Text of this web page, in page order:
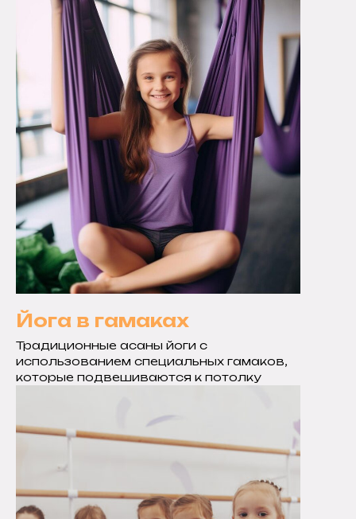
Йога в гамаках
Традиционные асаны йоги с
использованием специальных гамаков,
которые подвешиваются к потолку